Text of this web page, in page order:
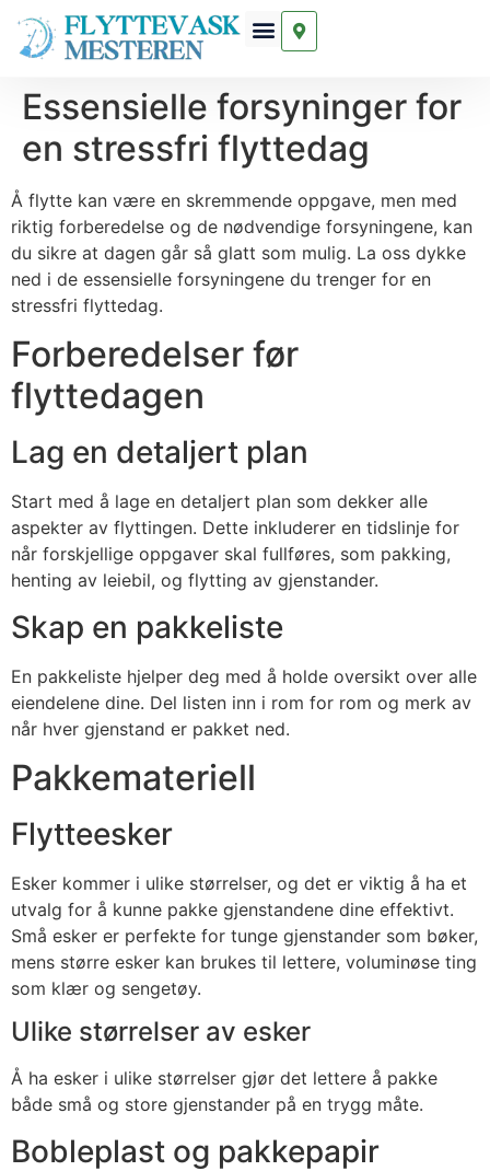
Essensielle forsyninger for
en stressfri flyttedag
Å flytte kan være en skremmende oppgave, men med
riktig forberedelse og de nødvendige forsyningene, kan
du sikre at dagen går så glatt som mulig. La oss dykke
ned i de essensielle forsyningene du trenger for en
stressfri flyttedag.
Forberedelser før
flyttedagen
Lag en detaljert plan
Start med å lage en detaljert plan som dekker alle
aspekter av flyttingen. Dette inkluderer en tidslinje for
når forskjellige oppgaver skal fullføres, som pakking,
henting av leiebil, og flytting av gjenstander.
Skap en pakkeliste
En pakkeliste hjelper deg med å holde oversikt over alle
eiendelene dine. Del listen inn i rom for rom og merk av
når hver gjenstand er pakket ned.
Pakkemateriell
Flytteesker
Esker kommer i ulike størrelser, og det er viktig å ha et
utvalg for å kunne pakke gjenstandene dine effektivt.
Små esker er perfekte for tunge gjenstander som bøker,
mens større esker kan brukes til lettere, voluminøse ting
som klær og sengetøy.
Ulike størrelser av esker
Å ha esker i ulike størrelser gjør det lettere å pakke
både små og store gjenstander på en trygg måte.
Bobleplast og pakkepapir